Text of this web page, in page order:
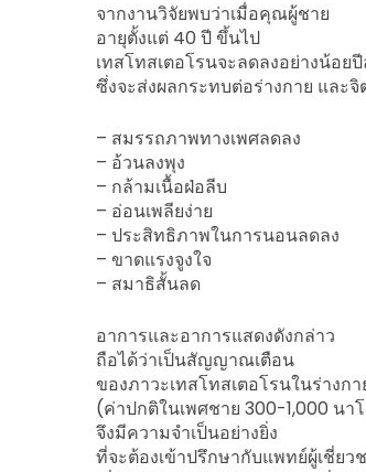
จากงานวิจัยพบว่าเมื่อคุณผู้ชาย
อายุตั้งแต่ 40 ปี ขึ้นไป
เทสโทสเตอโรนจะลดลงอย่างน้อยปี
ซึ่งจะส่งผลกระทบต่อร่างกาย และจิ
– สมรรถภาพทางเพศลดลง
– อ้วนลงพุง
– กล้ามเนื้อฝ่อลีบ
– อ่อนเพลียง่าย
– ประสิทธิภาพในการนอนลดลง
– ขาดแรงจูงใจ
– สมาธิสั้นลด
อาการและอาการแสดงดังกล่าว
ถือได้ว่าเป็นสัญญาณเตือน
ของภาวะเทสโทสเตอโรนในร่างก
(ค่าปกติในเพศชาย 300-1,000 นา
จึงมีความจำเป็นอย่างยิ่ง
ที่จะต้องเข้าปรึกษากับแพทย์ผู้เชี่ยว